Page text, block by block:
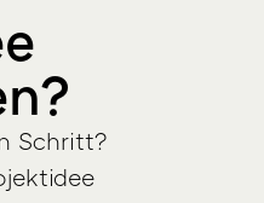
Schritt?